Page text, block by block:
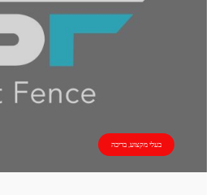
בעלי מקצוע, בריכה